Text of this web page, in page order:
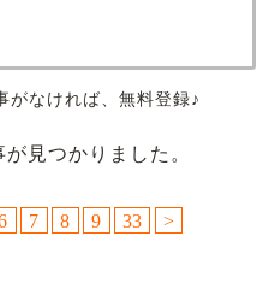
なければ、無料登録♪
見つかりました。
7 8 9 33 >